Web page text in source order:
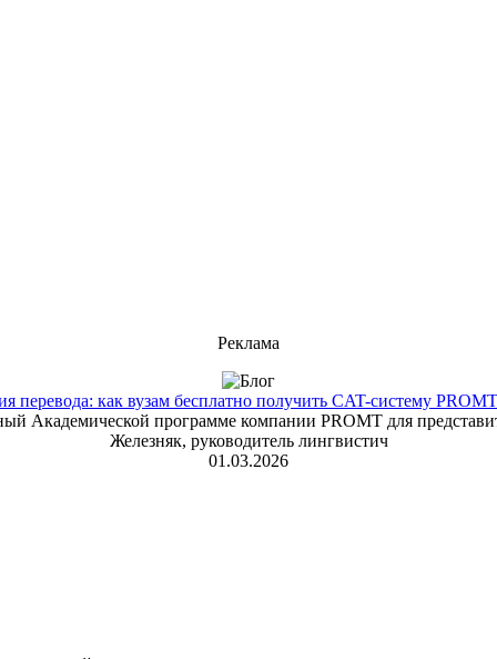
Реклама
перевода: как вузам бесплатно получить CAT-систему
Академической программе компании PROMT для
Железняк, руководитель лингвистич
01.03.2026